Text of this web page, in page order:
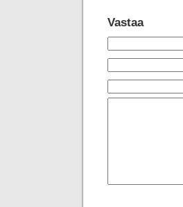
Vastaa